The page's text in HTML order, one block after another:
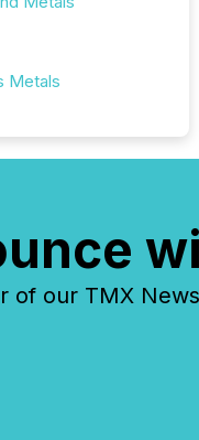
Metals
of our TMX